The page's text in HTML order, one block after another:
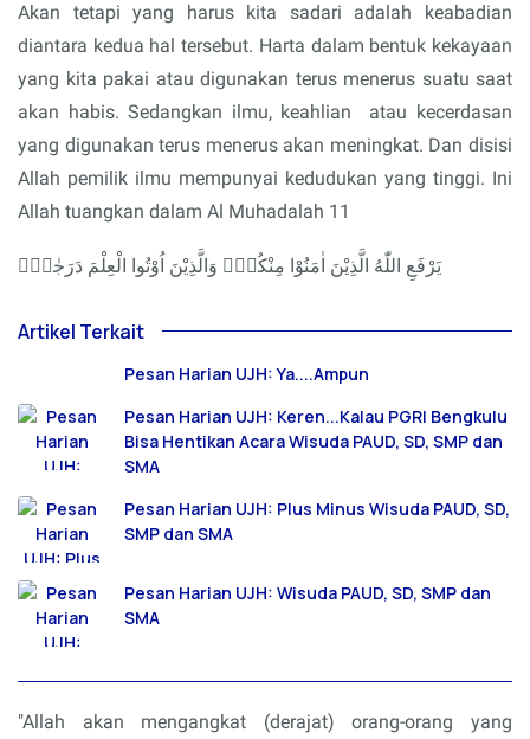
Akan tetapi yang harus kita sadari adalah keabadian
diantara kedua hal tersebut. Harta dalam bentuk kekayaan
yang kita pakai atau digunakan terus menerus suatu saat
akan habis. Sedangkan ilmu, keahlian
atau kecerdasan
yang digunakan terus menerus akan meningkat. Dan disisi
Allah pemilik ilmu mempunyai kedudukan yang tinggi. Ini
Allah tuangkan dalam Al Muhadalah 11
يَرْفَعِ اللّٰهُ الَّذِيْنَ اٰمَنُوْا مِنْكُمْۙ وَالَّذِيْنَ اُوْتُوا الْعِلْمَ دَرَجٰتٍۗ
Artikel Terkait
Pesan Harian UJH: Ya....Ampun
Pesan Harian UJH: Keren...Kalau PGRI Bengkulu
SMA